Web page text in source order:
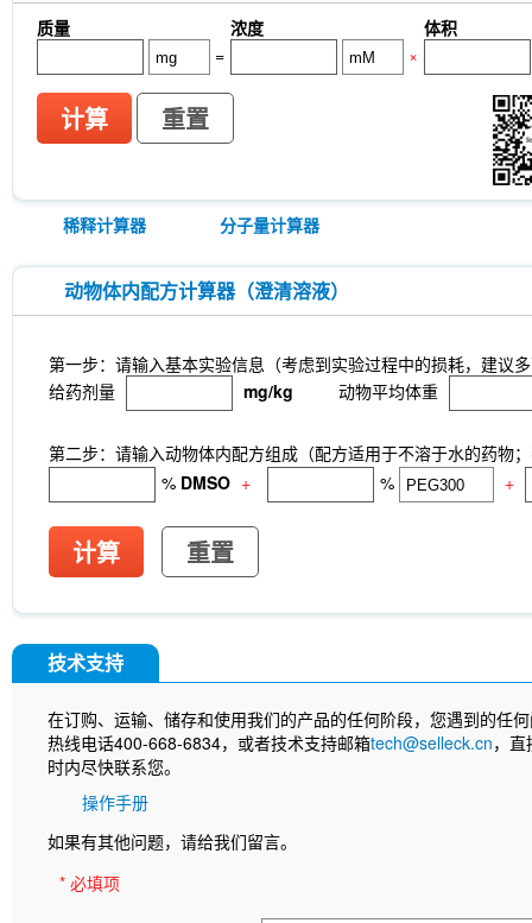
质量 浓度
体积
=
×
计算 重置
稀释计算器 分子量计算器
动物体内配方计算器（澄清溶液）
第一步：请输入基本实验信息（考虑到实验过程中的损耗，建议
给药剂量
mg/kg 动物平均体重
第二步：请输入动物体内配方组成（配方适用于不溶于水的药物
% DMSO + % +
计算 重置
技术支持
在订购、运输、储存和使用我们的产品的任何阶段，您遇到的任
热线电话400-668-6834，或者技术支持邮箱tech@selleck.cn，
时内尽快联系您。
操作手册
如果有其他问题，请给我们留言。
* 必填项